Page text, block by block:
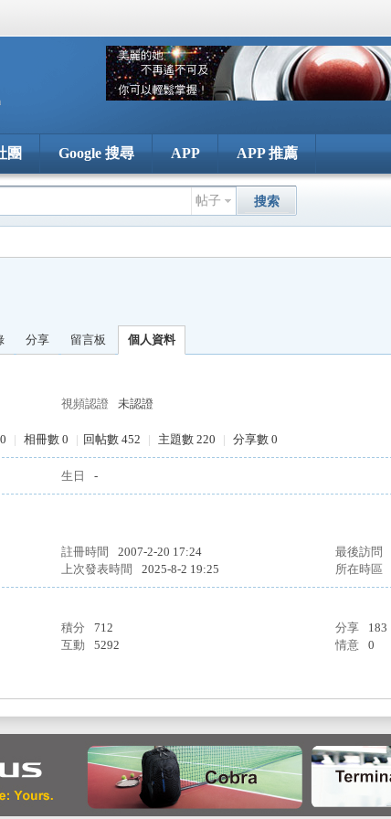
團 Google 搜尋 APP APP 推薦
帖子 搜索
分享 留言板 個人資料
視頻認證 未認證
| 相冊數 0 | 回帖數 452 | 主題數 220 | 分享數 0
生日 -
註冊時間 2007-2-20 17:24 最後訪問
上次發表時間 2025-8-2 19:25 所在時區
積分 712 分享
183
互動 5292 情意
0